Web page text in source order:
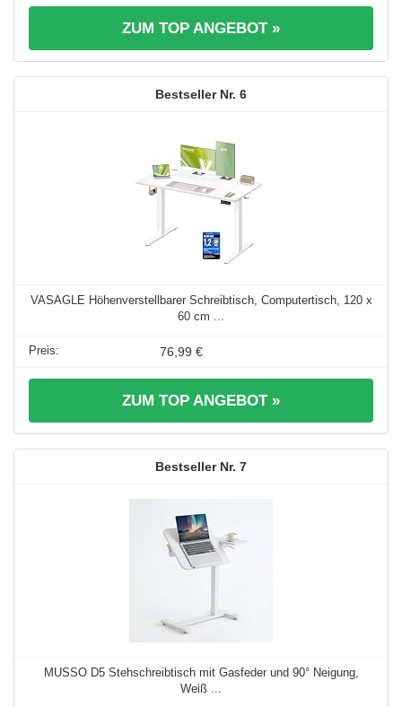
ZUM TOP ANGEBOT »
6
VASAGLE Höhenverstellbarer Schreibtisch, Computertisch, 120 x
60 cm ...
76,99 €
ZUM TOP ANGEBOT »
7
MUSSO D5 Stehschreibtisch mit Gasfeder und 90° Neigung,
Weiß ...